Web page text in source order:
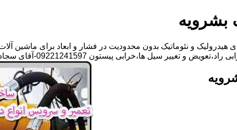
بشرویه
هیدرولیک و نئوماتیک بدون محدودیت در فشار و ابعاد برای ماشین
سیل ها،خرابی پیستون 09221241597-آقای سجاد فتاحی